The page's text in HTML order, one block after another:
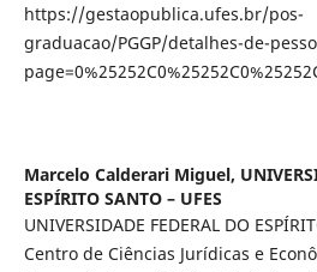
https://gestaopublica.ufes.br/pos-
graduacao/PGGP/detalhes-de-
Marcelo Calderari Miguel,
ESPÍRITO SANTO – UFES
UNIVERSIDADE FEDERAL DO
Centro de Ciências Jurídicas e